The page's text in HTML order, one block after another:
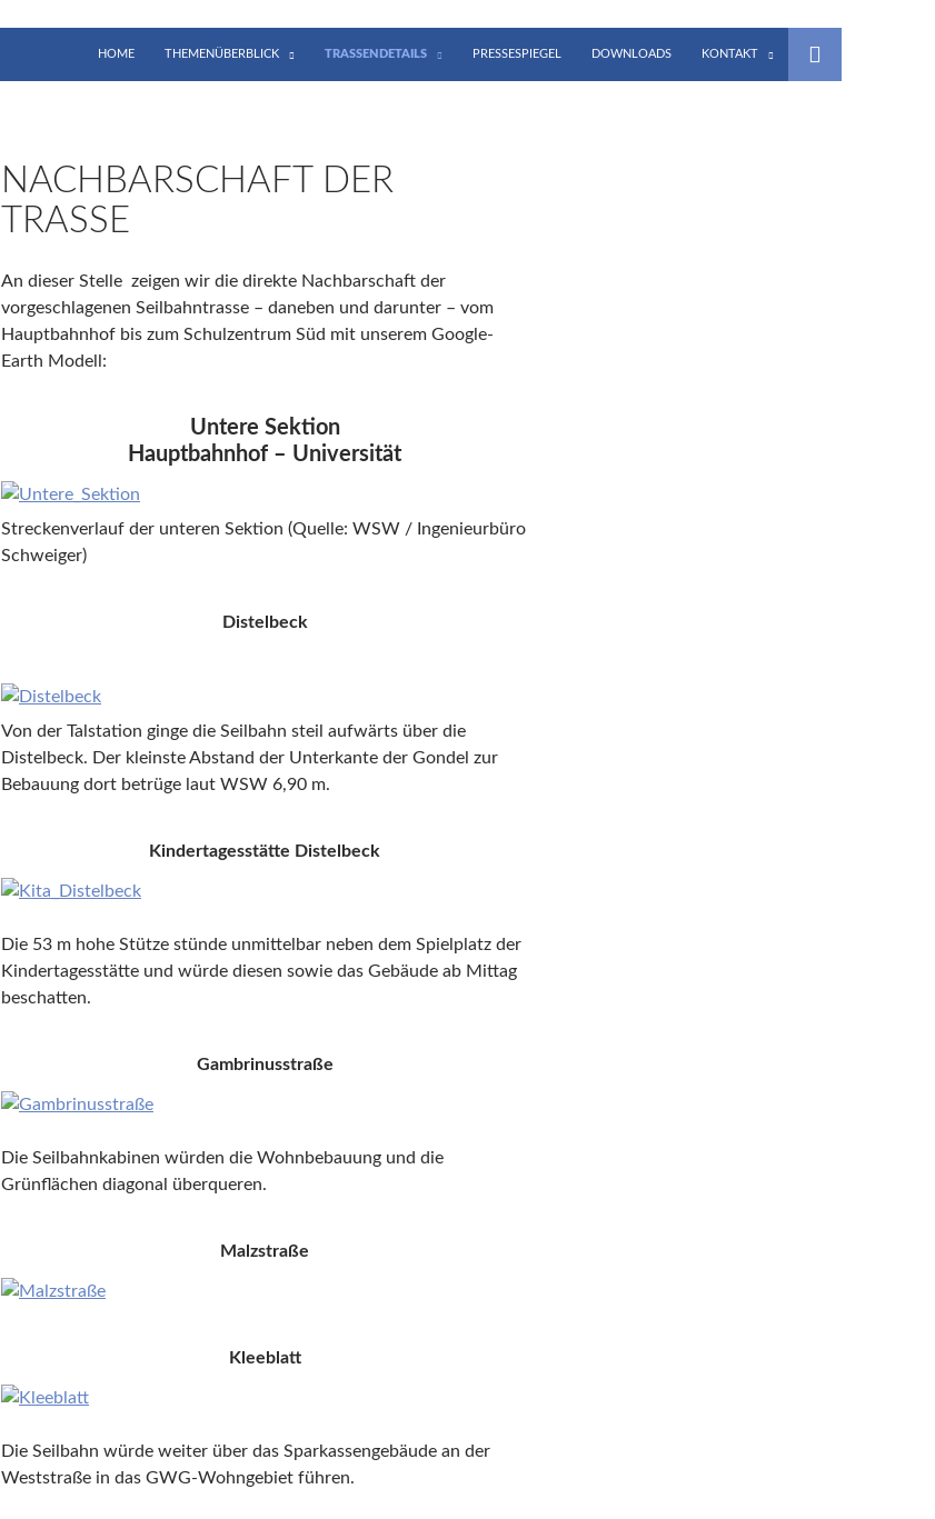
HOME THEMENÜBERBLICK TRASSENDETAILS PRESSESPIEGEL DOWNLOADS KONTAKT
NACHBARSCHAFT DER
TRASSE
An dieser Stelle zeigen wir die direkte Nachbarschaft der
vorgeschlagenen Seilbahntrasse – daneben und darunter – vom
Hauptbahnhof bis zum Schulzentrum Süd mit unserem Google-
Earth Modell:
Untere Sektion
Hauptbahnhof – Universität
Streckenverlauf der unteren Sektion (Quelle: WSW / Ingenieurbüro
Schweiger)
Distelbeck
Von der Talstation ginge die Seilbahn steil aufwärts über die
Distelbeck. Der kleinste Abstand der Unterkante der Gondel zur
Bebauung dort betrüge laut WSW 6,90 m.
Kindertagesstätte Distelbeck
Die 53 m hohe Stütze stünde unmittelbar neben dem Spielplatz der
Kindertagesstätte und würde diesen sowie das Gebäude ab Mittag
beschatten.
Gambrinusstraße
Die Seilbahnkabinen würden die Wohnbebauung und die
Grünflächen diagonal überqueren.
Malzstraße
Kleeblatt
Die Seilbahn würde weiter über das Sparkassengebäude an der
Weststraße in das GWG-Wohngebiet führen.